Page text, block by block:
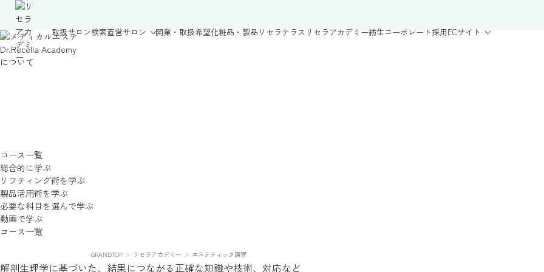
取扱サロン検索直営サロン 開業・取扱希望化粧品・製品 リセラテラス リセラアカデミー紡生コーポレート採用ECサイト
Dr.Recella Academy
について
コース一覧
総合的に学ぶ
リフティング術を学ぶ
製品活用術を学ぶ
必要な科目を選んで学ぶ
動画で学ぶ
コース一覧
GRANDTOP > リセラアカデミー > エステティック講習
解剖生理学に基づいた、結果につながる正確な知識や技術、対応など